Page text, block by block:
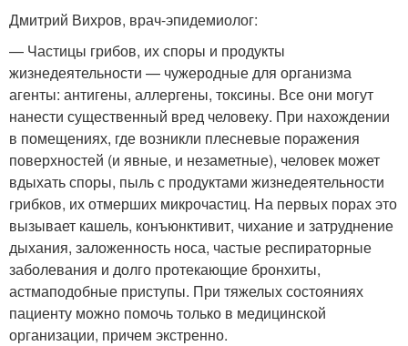
Дмитрий Вихров, врач-эпидемиолог:
— Частицы грибов, их споры и продукты
жизнедеятельности — чужеродные для организма
агенты: антигены, аллергены, токсины. Все они могут
нанести существенный вред человеку. При нахождении
в помещениях, где возникли плесневые поражения
поверхностей (и явные, и незаметные), человек может
вдыхать споры, пыль с продуктами жизнедеятельности
грибков, их отмерших микрочастиц. На первых порах это
вызывает кашель, конъюнктивит, чихание и затруднение
дыхания, заложенность носа, частые респираторные
заболевания и долго протекающие бронхиты,
астмаподобные приступы. При тяжелых состояниях
пациенту можно помочь только в медицинской
организации, причем экстренно.